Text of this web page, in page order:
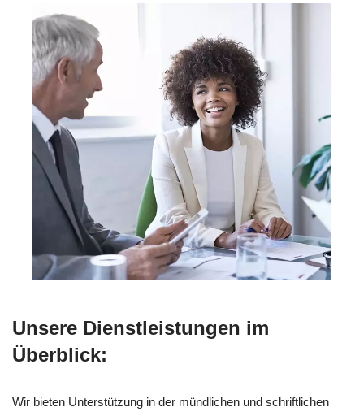
Unsere Dienstleistungen im
Überblick:
Wir bieten Unterstützung in der mündlichen und schriftlichen